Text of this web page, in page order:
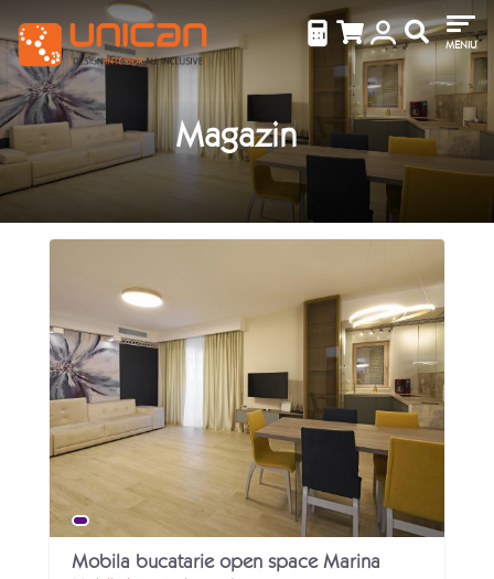
MENIU
Magazin
Mobila bucatarie open space Marina